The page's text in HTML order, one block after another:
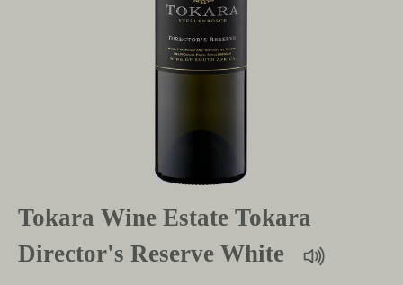
Tokara Wine Estate Tokara
Director's Reserve White